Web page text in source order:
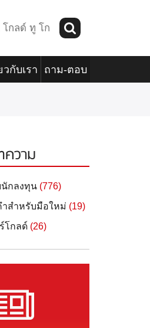
โกลด์ ทู โก
วกับเรา ถาม-ตอบ
วาม
กลงทุน (776)
สำหรับมือใหม่ (19)
โกลด์ (26)